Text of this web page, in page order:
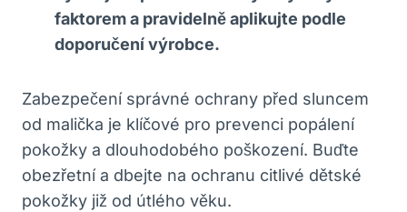
faktorem a pravidelně aplikujte podle
doporučení výrobce.
Zabezpečení správné ochrany před sluncem
od malička je klíčové pro prevenci popálení
pokožky a dlouhodobého poškození. Buďte
obezřetní a dbejte na ochranu citlivé dětské
pokožky již od útlého věku.